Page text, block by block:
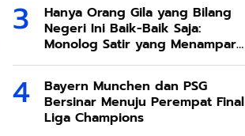
Hanya Orang Gila yang Bilang
Negeri Ini Baik-Baik Saja:
Monolog Satir yang Menampar
Kewarasan Publik di Yogyakarta
Bayern Munchen dan PSG
Bersinar Menuju Perempat Final
Liga Champions